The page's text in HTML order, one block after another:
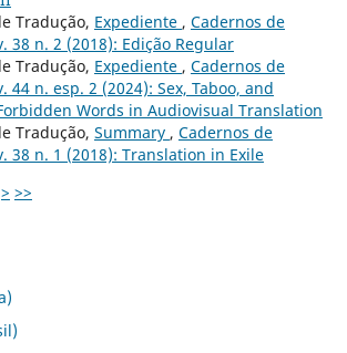
Tradução, Expediente , Cadernos de
38 n. 2 (2018): Edição Regular
Tradução, Expediente , Cadernos de
44 n. esp. 2 (2024): Sex, Taboo, and
Words in Audiovisual Translation
Tradução, Summary , Cadernos de
38 n. 1 (2018): Translation in Exile
> >>